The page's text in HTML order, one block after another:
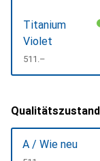
Titanium
Violet
CHF
511.–
Qualitätszustand
A / Wie neu